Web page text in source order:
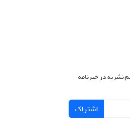
نشریه در خبرنامه
اشتراک